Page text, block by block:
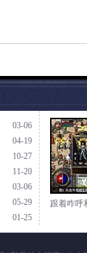
03-06
04-19
10-27
11-20
03-06
05-29
01-25
跟着咋呼